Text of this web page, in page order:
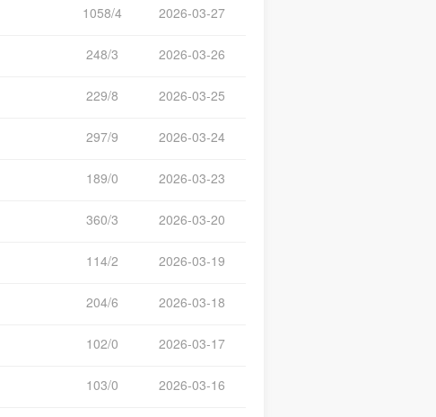
1058/4 2026-03-27
248/3 2026-03-26
229/8 2026-03-25
297/9 2026-03-24
189/0 2026-03-23
360/3 2026-03-20
114/2 2026-03-19
204/6 2026-03-18
102/0 2026-03-17
103/0 2026-03-16